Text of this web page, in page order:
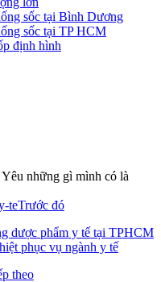
sốc tại Bình Dương
sốc tại TP HCM
định hình
những gì mình có là
Trước đó
dược phẩm y tế tại TPHCM
phục vụ ngành y tế
theo